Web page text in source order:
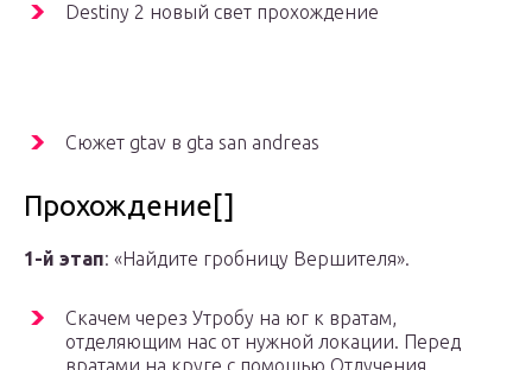
Destiny 2 новый свет прохождение
Сюжет gtav в gta san andreas
Прохождение[]
1-й этап: «Найдите гробницу Вершителя».
Скачем через Утробу на юг к вратам,
отделяющим нас от нужной локации. Перед
вратами на круге с помощью Отлучения